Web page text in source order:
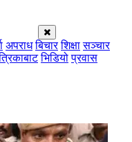
अपराध बिचार शिक्षा सञ्चार
भिडियो प्रवास